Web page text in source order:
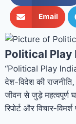
Email
Political Play
“Political Play India”
देश-विदेश की
जीवन से जुड़े महत्वपूर्ण
रिपोर्ट और विचार-